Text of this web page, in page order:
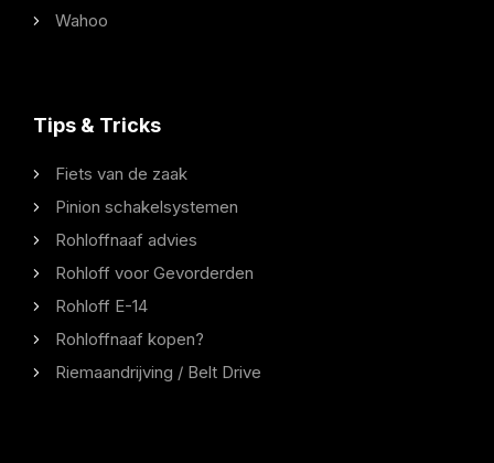
Wahoo
Tips & Tricks
Fiets van de zaak
Pinion schakelsystemen
Rohloffnaaf advies
Rohloff voor Gevorderden
Rohloff E-14
Rohloffnaaf kopen?
Riemaandrijving / Belt Drive